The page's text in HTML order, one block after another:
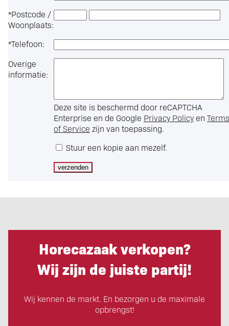
*Postcode /
Woonplaats:
*Telefoon:
Overige
informatie:
Deze site is beschermd door reCAPTCHA
Enterprise en de Google Privacy Policy en Terms
of Service zijn van toepassing.
Stuur een kopie aan mezelf.
Horecazaak verkopen?
Wij zijn de juiste partij!
Wij kennen de markt. En bezorgen u de maximale
opbrengst!